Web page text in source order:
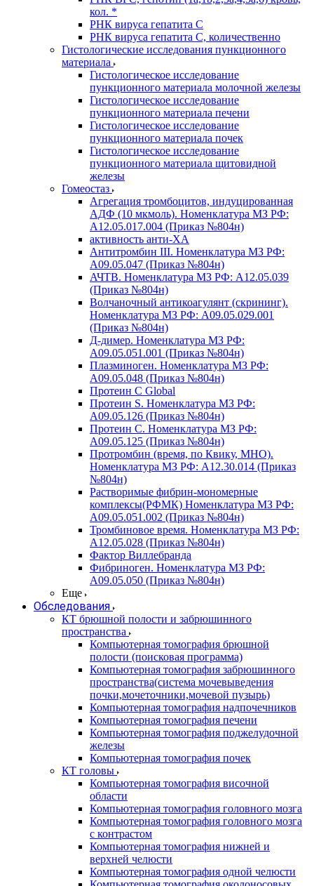
кол. *
РНК вируса гепатита C
РНК вируса гепатита C, количественно
Гистологические исследования пункционного
материала
Гистологическое исследование
пункционного материала молочной железы
Гистологическое исследование
пункционного материала печени
Гистологическое исследование
пункционного материала почек
Гистологическое исследование
пункционного материала щитовидной
железы
Гомеостаз
Агрегация тромбоцитов, индуцированная
АДФ (10 мкмоль). Номенклатура МЗ РФ:
A12.05.017.004 (Приказ №804н)
активность анти-ХА
Антитромбин III. Номенклатура МЗ РФ:
A09.05.047 (Приказ №804н)
АЧТВ. Номенклатура МЗ РФ: A12.05.039
(Приказ №804н)
Волчаночный антикоагулянт (скрининг).
Номенклатура МЗ РФ: A09.05.029.001
(Приказ №804н)
Д-димер. Номенклатура МЗ РФ:
A09.05.051.001 (Приказ №804н)
Плазминоген. Номенклатура МЗ РФ:
A09.05.048 (Приказ №804н)
Протеин C Global
Протеин S. Номенклатура МЗ РФ:
A09.05.126 (Приказ №804н)
Протеин С. Номенклатура МЗ РФ:
A09.05.125 (Приказ №804н)
Протромбин (время, по Квику, МНО).
Номенклатура МЗ РФ: A12.30.014 (Приказ
№804н)
Растворимые фибрин-мономерные
комплексы(РФМК) Номенклатура МЗ РФ:
A09.05.051.002 (Приказ №804н)
Тромбиновое время. Номенклатура МЗ РФ:
A12.05.028 (Приказ №804н)
Фактор Виллебранда
Фибриноген. Номенклатура МЗ РФ:
A09.05.050 (Приказ №804н)
Еще
Обследования
КТ брюшной полости и забрюшинного
пространства
Компьютерная томография брюшной
полости (поисковая программа)
Компьютерная томография забрюшинного
пространства(система мочевыведения
почки,мочеточники,мочевой пузырь)
Компьютерная томография надпочечников
Компьютерная томография печени
Компьютерная томография поджелудочной
железы
Компьютерная томография почек
КТ головы
Компьютерная томография височной
области
Компьютерная томография головного мозга
Компьютерная томография головного мозга
с контрастом
Компьютерная томография нижней и
верхней челюсти
Компьютерная томография одной челюсти